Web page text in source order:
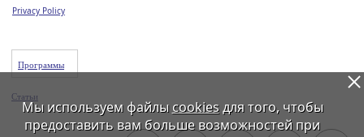
Privacy Policy
Программы
Статьи
Мы используем файлы cookiesдля того, чтобы
предоставить вам больше возможностей при